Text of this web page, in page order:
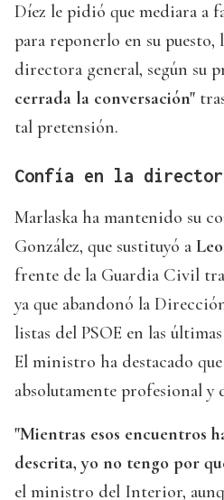
Díez le pidió que mediara a
para reponerlo en su puesto,
directora general, según su
cerrada la conversación"
tal pretensión.
Confía en la
Marlaska ha mantenido su
González, que sustituyó a
frente de la Guardia Civil
ya que abandonó la
listas del PSOE en las
El ministro ha destacado
absolutamente profesional y
"Mientras esos encuentros
descrita, yo no tengo por
el ministro del Interior,